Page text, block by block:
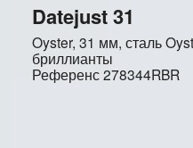
Datejust 31
Oyster, 31 мм, сталь
бриллианты
Референс278344RBR